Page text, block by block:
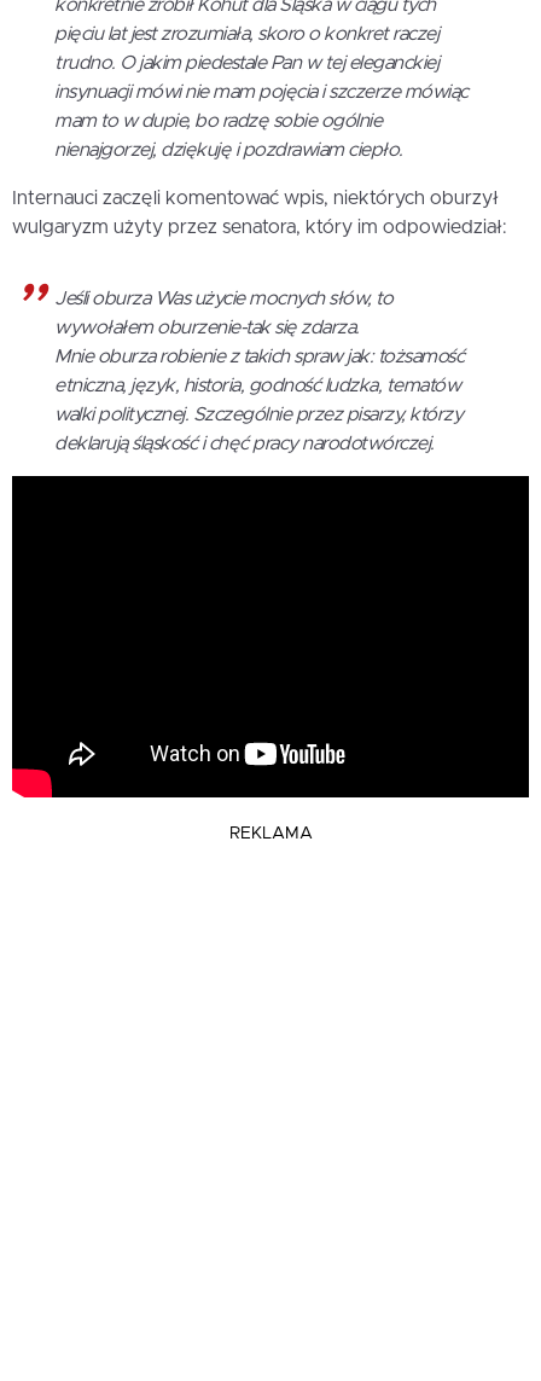
konkretnie zrobił Kohut dla Śląska w ciągu tych
pięciu lat jest zrozumiała, skoro o konkret raczej
trudno. O jakim piedestale Pan w tej eleganckiej
insynuacji mówi nie mam pojęcia i szczerze mówiąc
mam to w dupie, bo radzę sobie ogólnie
nienajgorzej, dziękuję i pozdrawiam ciepło.
Internauci zaczęli komentować wpis, niektórych oburzył
wulgaryzm użyty przez senatora, który im odpowiedział:
Jeśli oburza Was użycie mocnych słów, to
wywołałem oburzenie-tak się zdarza.
Mnie oburza robienie z takich spraw jak: tożsamość
etniczna, język, historia, godność ludzka, tematów
walki politycznej. Szczególnie przez pisarzy, którzy
deklarują śląskość i chęć pracy narodotwórczej.
REKLAMA